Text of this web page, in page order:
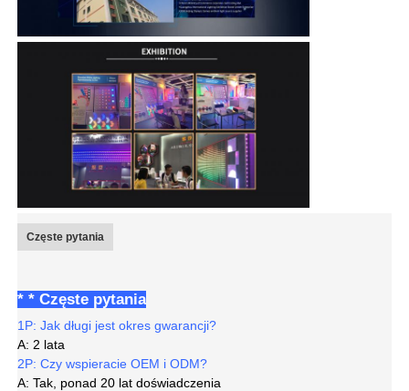
Częste pytania
* * Częste pytania
1P: Jak długi jest okres gwarancji?
A: 2 lata
2P: Czy wspieracie OEM i ODM?
A: Tak, ponad 20 lat doświadczenia